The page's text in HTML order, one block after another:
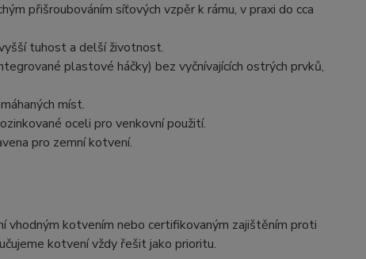
přišroubováním síťových vzpěr k rámu, v praxi do cca
tuhost a delší životnost.
plastové háčky) bez vyčnívajících ostrých prvků,
míst.
oceli pro venkovní použití.
pro zemní kotvení.
vhodným kotvením nebo certifikovaným zajištěním proti
kotvení vždy řešit jako prioritu.